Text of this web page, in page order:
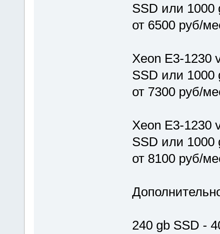
SSD или
от 6500 руб/
Xeon E3-1230
SSD или
от 7300 руб/
Xeon E3-1230
SSD или
от 8100 руб/
240 gb SSD -